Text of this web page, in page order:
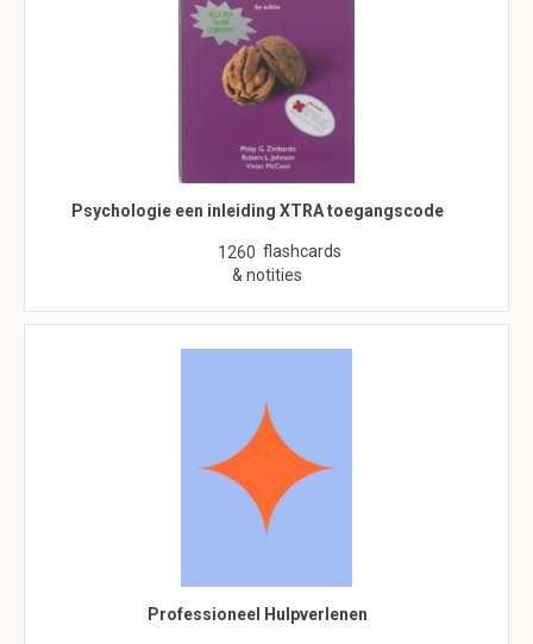
Psychologie een inleiding XTRA toegangscode
1260 flashcards
& notities
Professioneel Hulpverlenen